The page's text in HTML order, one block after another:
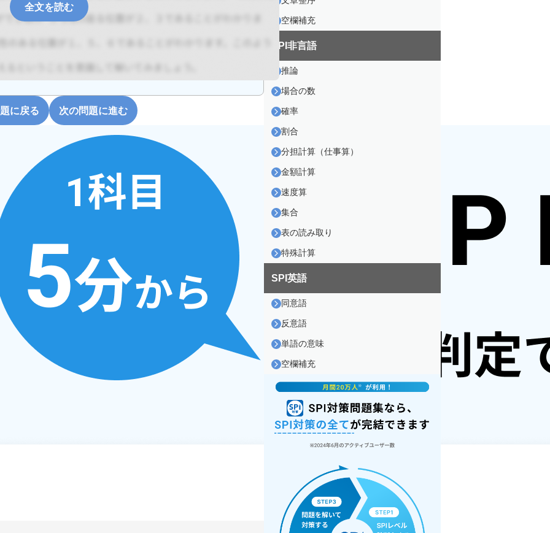
全文を読む
に戻る 次の問題に進む
空欄補充
SPI非言語
推論
場合の数
確率
割合
分担計算（仕事算）
金額計算
速度算
集合
表の読み取り
特殊計算
SPI英語
同意語
反意語
単語の意味
空欄補充